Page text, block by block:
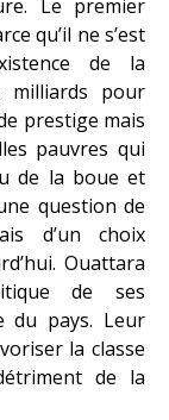
Le premier
qu’il ne s’est
de la
milliards pour
prestige mais
pauvres qui
de la boue et
question de
d’un choix
Ouattara
de ses
du pays. Leur
la classe
de la